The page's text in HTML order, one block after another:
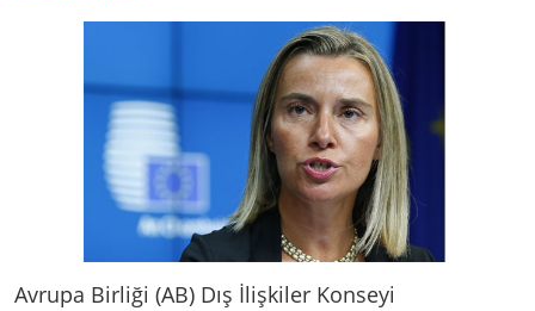
Avrupa Birliği (AB) Dış İlişkiler Konseyi